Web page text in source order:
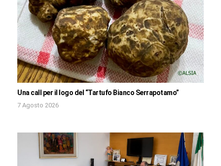
Una call per il logo del “Tartufo Bianco Serrapotamo”
7 Agosto 2026